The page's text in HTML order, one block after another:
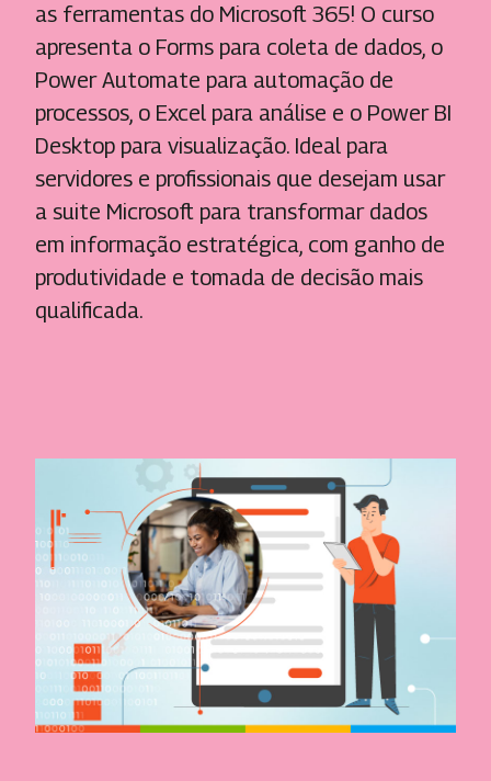
as ferramentas do Microsoft 365! O curso
apresenta o Forms para coleta de dados, o
Power Automate para automação de
processos, o Excel para análise e o Power BI
Desktop para visualização. Ideal para
servidores e profissionais que desejam usar
a suite Microsoft para transformar dados
em informação estratégica, com ganho de
produtividade e tomada de decisão mais
qualificada.